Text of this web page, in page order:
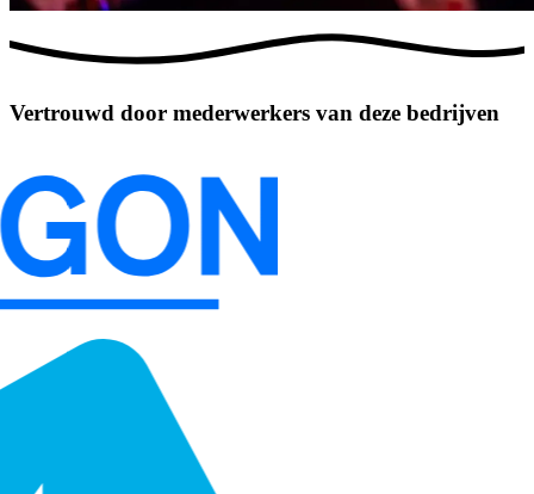
Vertrouwd door mederwerkers van deze bedrijven